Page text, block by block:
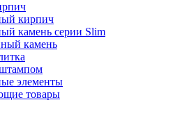
кирпич
камень серии Slim
камень
элементы
товары